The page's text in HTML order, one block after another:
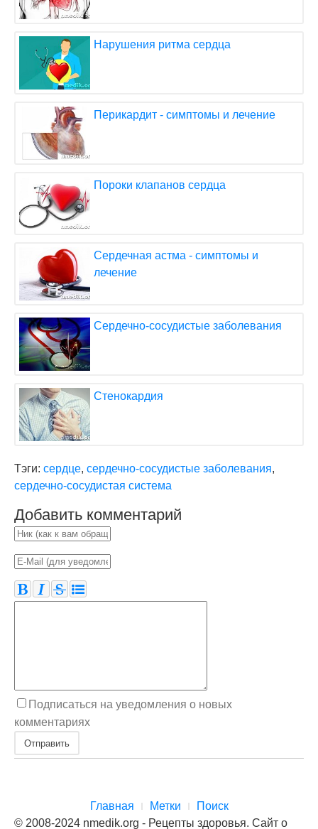
Нарушения ритма сердца
Перикардит - симптомы и лечение
Пороки клапанов сердца
Сердечная астма - симптомы и
лечение
Сердечно-сосудистые заболевания
Стенокардия
Тэги: сердце, сердечно-сосудистые заболевания,
сердечно-сосудистая система
Добавить комментарий
Подписаться на уведомления о новых
комментариях
Отправить
Главная Метки
Поиск
© 2008-2024 nmedik.org - Рецепты здоровья. Сайт о